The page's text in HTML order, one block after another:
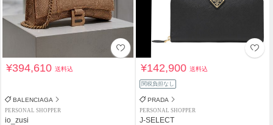
¥394,610送料込
BALENCIAGA
PERSONAL SHOPPER
io_zusi
¥142,900送料込
関税負担なし
PRADA
PERSONAL SHOPPER
J-SELECT